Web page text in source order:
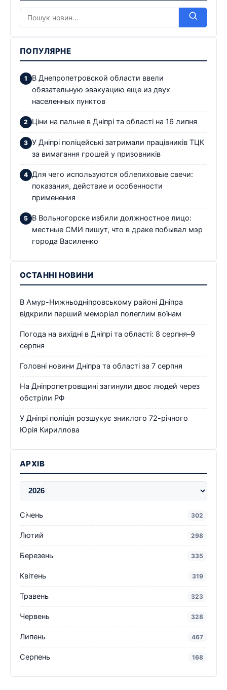
ПОПУЛЯРНЕ
В Днепропетровской области ввели
обязательную эвакуацию еще из двух
населенных пунктов
Ціни на пальне в Дніпрі та області на 16 липня
У Дніпрі поліцейські затримали працівників ТЦК
за вимагання грошей у призовників
Для чего используются облепиховые свечи:
показания, действие и особенности
применения
В Вольногорске избили должностное лицо:
местные СМИ пишут, что в драке побывал мэр
города Василенко
ОСТАННІ НОВИНИ
В Амур-Нижньодніпровському районі Дніпра
відкрили перший меморіал полеглим воїнам
Погода на вихідні в Дніпрі та області: 8 серпня–9
серпня
Головні новини Дніпра та області за 7 серпня
На Дніпропетровщині загинули двоє людей через
обстріли РФ
У Дніпрі поліція розшукує зниклого 72-річного
Юрія Кириллова
АРХІВ
Січень 302
Лютий 298
Березень 335
Квітень 319
Травень 323
Червень 328
Липень 467
Серпень 168